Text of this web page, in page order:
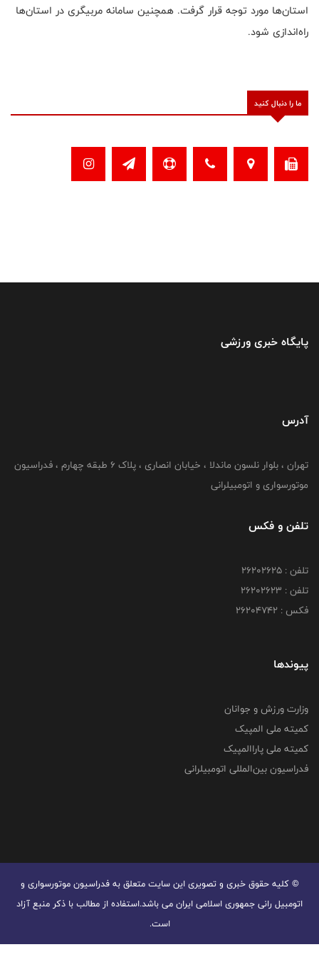
استان‌ها مورد توجه قرار گرفت. همچنین سامانه مربیگری در استان‌ها
راه‌اندازی شود‌.
ما را دنبال کنید
پایگاه خبری ورزشی
آدرس
تهران ، بلوار نلسون ماندلا ، خیابان انصاری ، پلاک ۶ طبقه چهارم ، فدراسیون
موتورسواری و اتومبیلرانی
تلفن و فکس
تلفن : ۲۶۲۰۲۶۲۵
تلفن : ۲۶۲۰۲۶۲۳
فکس : ۲۶۲۰۴۷۴۲
پیوندها
وزارت ورزش و جوانان
کمیته ملی المپیک
کمیته ملی پاراالمپیک
فدراسیون بین‌المللی اتومبیلرانی
© کليه حقوق خبری و تصويری اين سايت متعلق به فدراسیون موتورسواری و
اتومبیل رانی جمهوری اسلامی ایران می باشد.استفاده از مطالب با ذكر منبع آزاد
است.